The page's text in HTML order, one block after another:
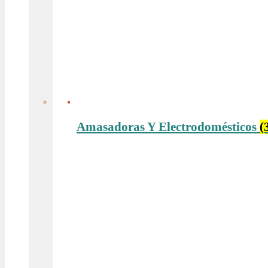
Amasadoras Y Electrodomésticos